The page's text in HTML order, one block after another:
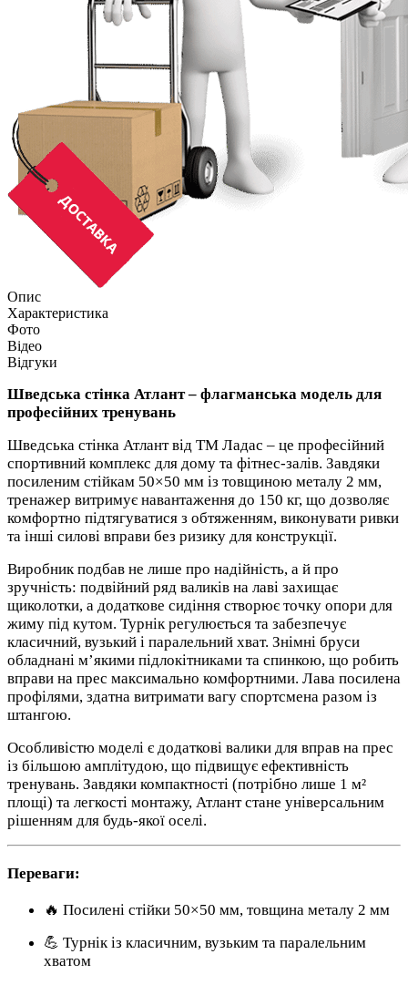
Опис
Характеристика
Фото
Відео
Відгуки
Шведська стінка Атлант – флагманська модель для
професійних тренувань
Шведська стінка Атлант від ТМ Ладас – це професійний
спортивний комплекс для дому та фітнес-залів. Завдяки
посиленим стійкам 50×50 мм із товщиною металу 2 мм,
тренажер витримує навантаження до 150 кг, що дозволяє
комфортно підтягуватися з обтяженням, виконувати ривки
та інші силові вправи без ризику для конструкції.
Виробник подбав не лише про надійність, а й про
зручність: подвійний ряд валиків на лаві захищає
щиколотки, а додаткове сидіння створює точку опори для
жиму під кутом. Турнік регулюється та забезпечує
класичний, вузький і паралельний хват. Знімні бруси
обладнані м’якими підлокітниками та спинкою, що робить
вправи на прес максимально комфортними. Лава посилена
профілями, здатна витримати вагу спортсмена разом із
штангою.
Особливістю моделі є додаткові валики для вправ на прес
із більшою амплітудою, що підвищує ефективність
тренувань. Завдяки компактності (потрібно лише 1 м²
площі) та легкості монтажу, Атлант стане універсальним
рішенням для будь-якої оселі.
Переваги:
🔥 Посилені стійки 50×50 мм, товщина металу 2 мм
💪 Турнік із класичним, вузьким та паралельним
хватом